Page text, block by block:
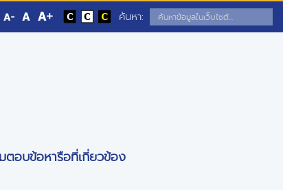
ค้นหา:
ตอบข้อหารือที่เกี่ยวข้อง